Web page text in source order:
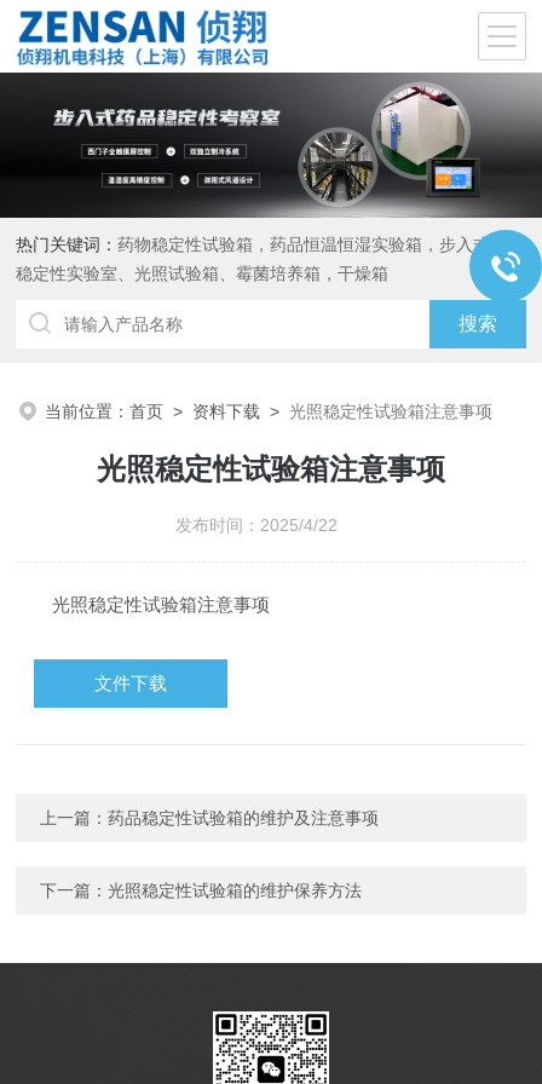
热门关键词：药物稳定性试验箱，药品恒温恒湿实验箱，步入式药品
稳定性实验室、光照试验箱、霉菌培养箱，干燥箱
当前位置：首页 > 资料下载 >光照稳定性试验箱注意事项
光照稳定性试验箱注意事项
发布时间：2025/4/22
光照稳定性试验箱注意事项
文件下载
上一篇：药品稳定性试验箱的维护及注意事项
下一篇：光照稳定性试验箱的维护保养方法